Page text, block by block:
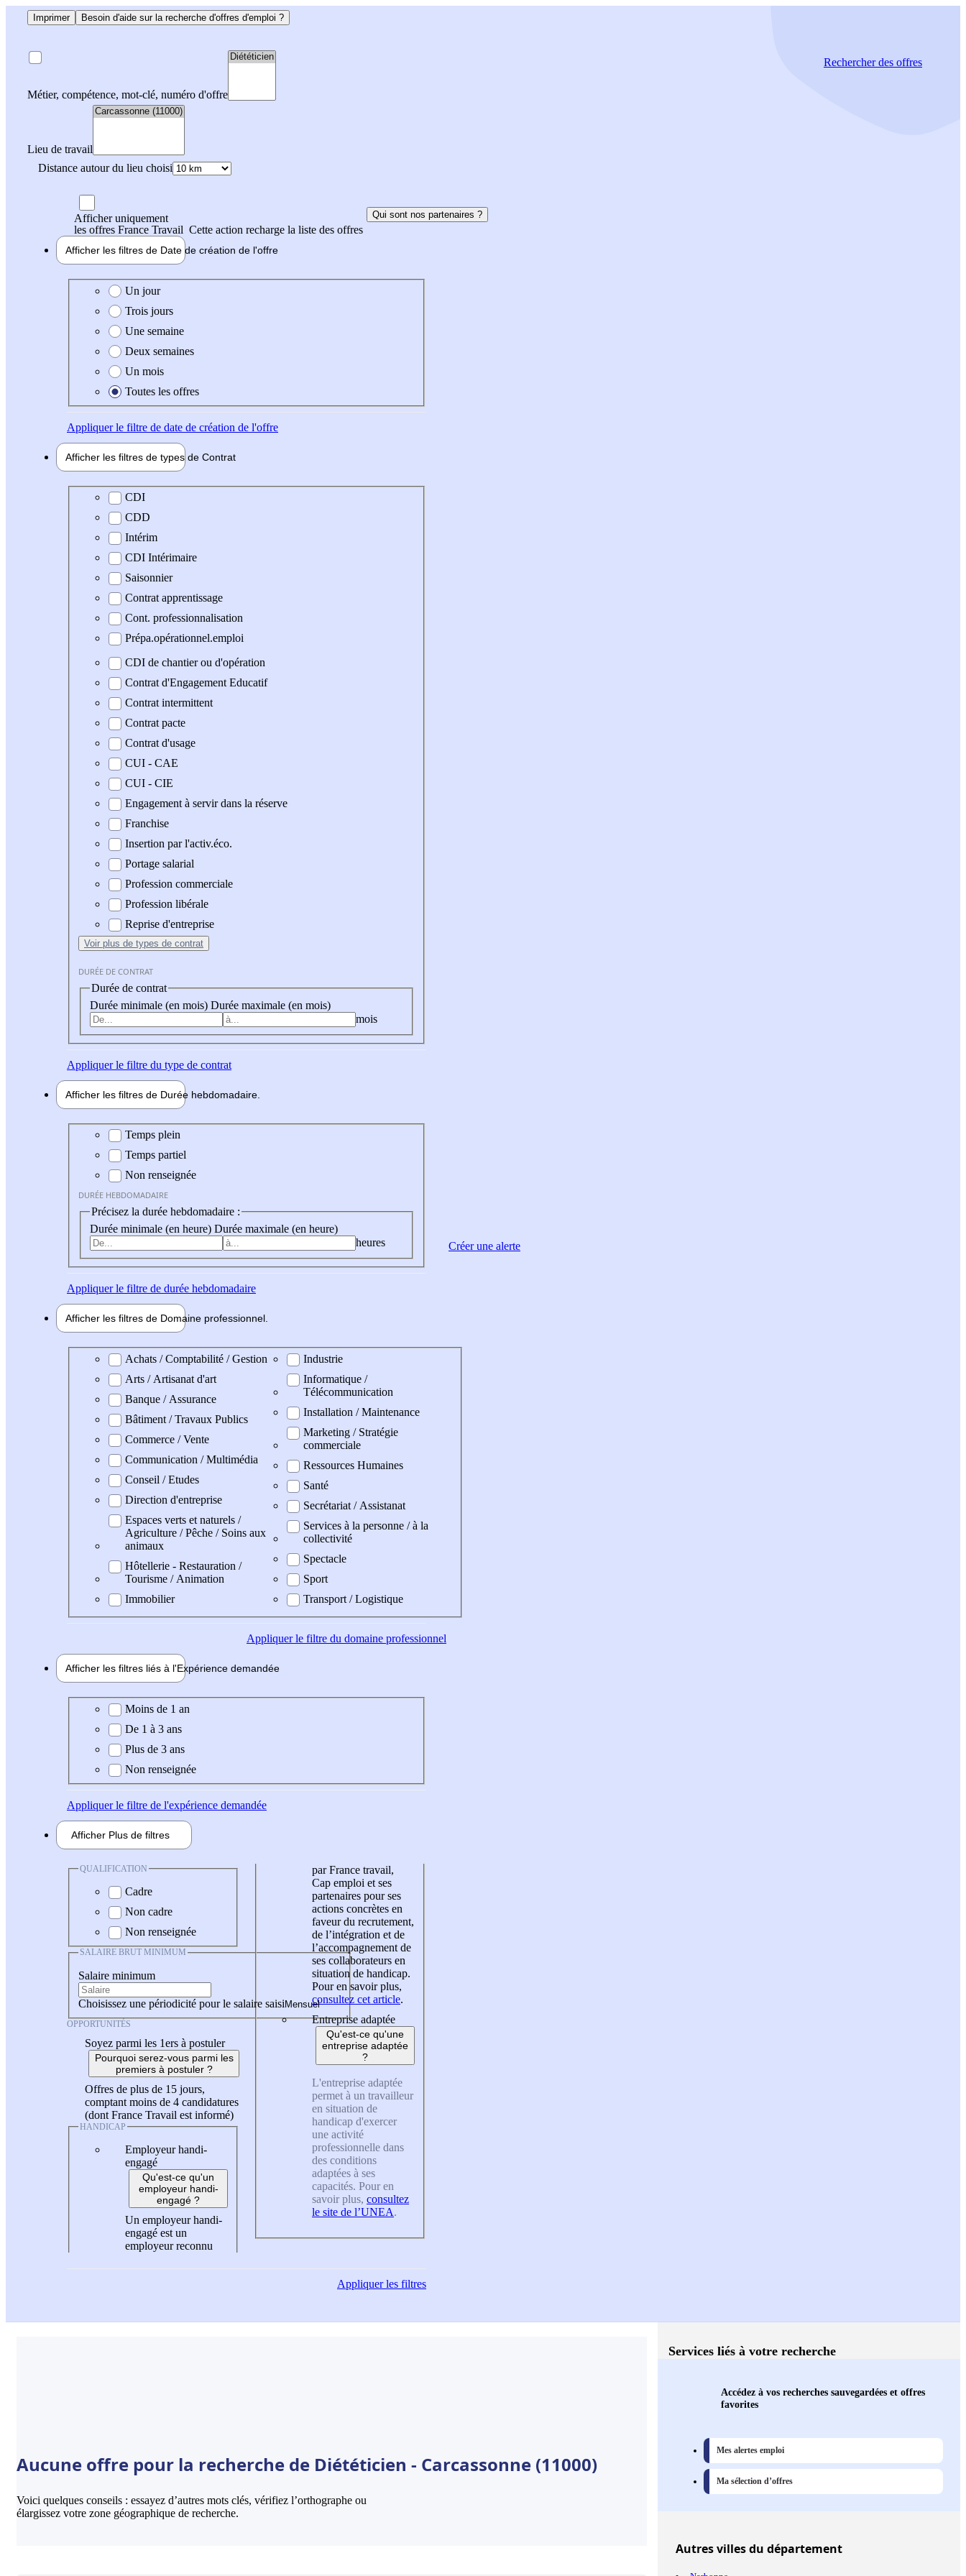
Imprimer Besoin d'aide sur la recherche d'offres d'emploi ?
Métier, compétence, mot-clé, numéro d'offre
Lieu de travail
Distance autour du lieu choisi
Rechercherdes offres
Afficher uniquement
les offres France Travail Cette action recharge la liste des offres
Qui sont nos partenaires ?
Afficher les filtres de Date de création de l'offre
Date de création de l'offre
Un jour
Trois jours
Une semaine
Deux semaines
Un mois
Toutes les offres
Appliquerle filtre de date de création de l'offre
Afficher les filtres de types de Contrat
Type de contrat
CDI
CDD
Intérim
CDI Intérimaire
Saisonnier
Contrat apprentissage
Cont. professionnalisation
Prépa.opérationnel.emploi
CDI de chantier ou d'opération
Contrat d'Engagement Educatif
Contrat intermittent
Contrat pacte
Contrat d'usage
CUI - CAE
CUI - CIE
Engagement à servir dans la réserve
Franchise
Insertion par l'activ.éco.
Portage salarial
Profession commerciale
Profession libérale
Reprise d'entreprise
Voir plus de types de contrat
DURÉE DE CONTRAT
Durée de contrat
Durée minimale (en mois) Durée maximale (en mois)
mois
Appliquerle filtre du type de contrat
Afficher les filtres de Durée hebdomadaire
Durée hebdomadaire
Temps plein
Temps partiel
Non renseignée
DURÉE HEBDOMADAIRE
Précisez la durée hebdomadaire :
Durée minimale (en heure) Durée maximale (en heure)
heures
Appliquerle filtre de durée hebdomadaire
Afficher les filtres de Domaine professionnel
Domaine professionel
Achats / Comptabilité / Gestion
Arts / Artisanat d'art
Banque / Assurance
Bâtiment / Travaux Publics
Commerce / Vente
Communication / Multimédia
Conseil / Etudes
Direction d'entreprise
Espaces verts et naturels /
Agriculture / Pêche / Soins aux
animaux
Hôtellerie - Restauration /
Tourisme / Animation
Immobilier
Industrie
Informatique /
Télécommunication
Installation / Maintenance
Marketing / Stratégie
commerciale
Ressources Humaines
Santé
Secrétariat / Assistanat
Services à la personne / à la
collectivité
Spectacle
Sport
Transport / Logistique
Appliquerle filtre du domaine professionnel
Afficher les filtres liés à l'Expérience demandée
Expérience demandée
Moins de 1 an
De 1 à 3 ans
Plus de 3 ans
Non renseignée
Appliquerle filtre de l'expérience demandée
Afficher Plus de filtres
QUALIFICATION
Cadre
Non cadre
Non renseignée
SALAIRE BRUT MINIMUM
Salaire minimum
Choisissez une périodicité pour le salaire saisi
OPPORTUNITÉS
Soyez parmi les 1ers à postuler
Pourquoi serez-vous parmi les
premiers à postuler ?
Offres de plus de 15 jours,
comptant moins de 4 candidatures
(dont France Travail est informé)
HANDICAP
Employeur handi-
engagé
Qu'est-ce qu'un
employeur handi-
engagé ?
Un employeur handi-
engagé est un
employeur reconnu
par France travail,
Cap emploi et ses
partenaires pour ses
actions concrètes en
faveur du recrutement,
de l’intégration et de
l’accompagnement de
ses collaborateurs en
situation de handicap.
Pour en savoir plus,
consultez cet article.
Entreprise adaptée
Qu'est-ce qu'une
entreprise adaptée
?
L'entreprise adaptée
permet à un travailleur
en situation de
handicap d'exercer
une activité
professionnelle dans
des conditions
adaptées à ses
capacités. Pour en
savoir plus, consultez
le site de l’UNEA.
Appliquerles filtres
Créer une alerte
Aucune offre pour la recherche de Diététicien - Carcassonne (11000)
Voici quelques conseils : essayez d’autres mots clés, vérifiez l’orthographe ou
élargissez votre zone géographique de recherche.
Services liés à votre recherche
Accédez à vos recherches sauvegardées et offres
favorites
Mes alertes emploi
Ma sélection d’offres
Autresvillesdu département